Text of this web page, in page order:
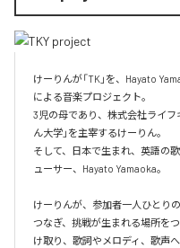
けーりんが「TK」を、Hayato
による音楽プロジェクト。
3児の母であり、株式会社ライフ
ん大学」を主宰するけーりん。
そして、日本で生まれ、英語の
ューサー、Hayato Yamaoka。
けーりんが、参加者一人ひとり
つなぎ、挑戦が生まれる場所を
け取り、歌詞やメロディ、歌声